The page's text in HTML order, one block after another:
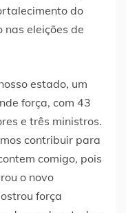
do
eleições de
estado, um
força, com 43
e três ministros.
contribuir para
comigo, pois
o novo
força